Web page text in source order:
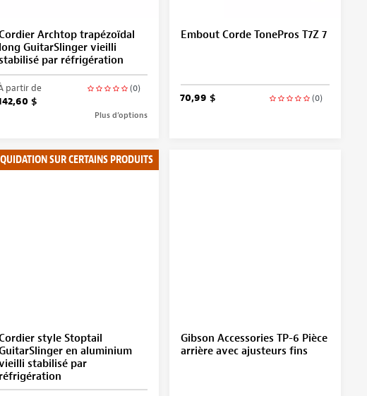
Archtop trapézoïdal
long GuitarSlinger vieilli
par réfrigération
(0)
partir de
$
Plus d’options
Embout Corde TonePros T7Z 7
(0)
70,99 $
SUR CERTAINS PRODUITS
style Stoptail
en aluminium
stabilisé par
réfrigération
Gibson Accessories TP-6 Pièce
arrière avec ajusteurs fins